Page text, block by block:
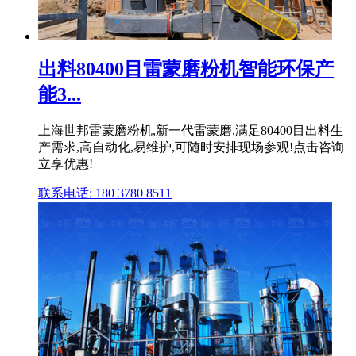
出料80400目雷蒙磨粉机智能环保产
能3...
上海世邦雷蒙磨粉机,新一代雷蒙磨,满足80400目出料生
产需求,高自动化,易维护,可随时安排现场参观!点击咨询
立享优惠!
联系电话: 180 3780 8511